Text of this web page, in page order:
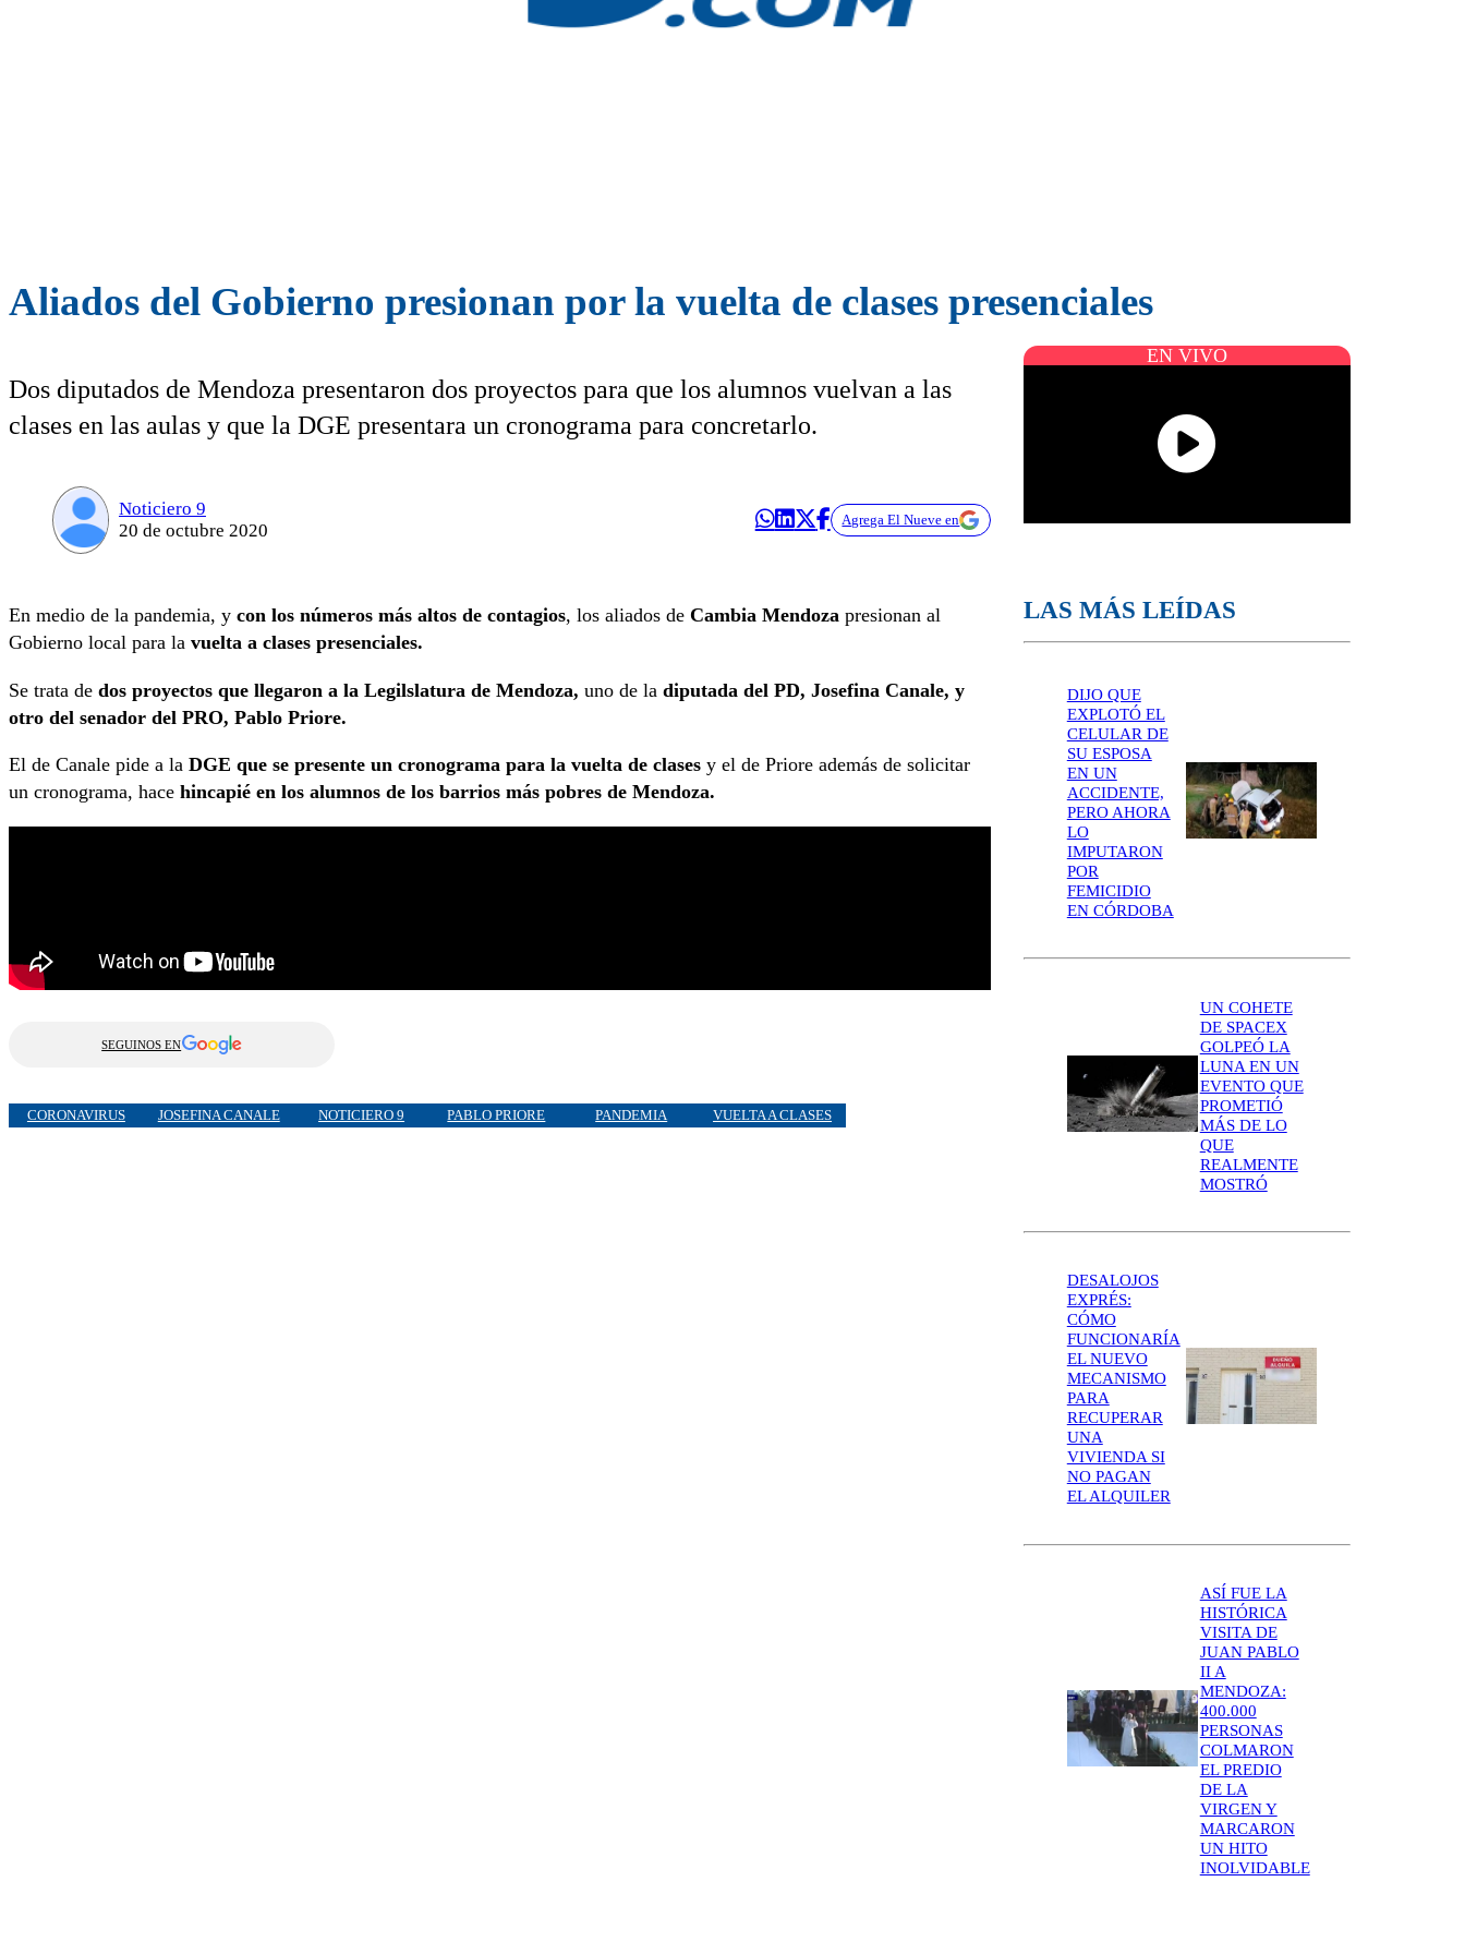
Aliados del Gobierno presionan por la vuelta de clases presenciales
Dos diputados de Mendoza presentaron dos proyectos para que los alumnos vuelvan a las
clases en las aulas y que la DGE presentara un cronograma para concretarlo.
Noticiero 9
20 de octubre 2020
Agrega El Nueve en
En medio de la pandemia, y con los números más altos de contagios, los aliados de Cambia Mendoza presionan al
Gobierno local para la vuelta a clases presenciales.
Se trata de dos proyectos que llegaron a la Legilslatura de Mendoza, uno de la diputada del PD, Josefina Canale, y
otro del senador del PRO, Pablo Priore.
El de Canale pide a la DGE que se presente un cronograma para la vuelta de clases y el de Priore además de solicitar
un cronograma, hace hincapié en los alumnos de los barrios más pobres de Mendoza.
SEGUINOS EN
CORONAVIRUS JOSEFINA CANALE NOTICIERO 9 PABLO PRIORE PANDEMIA VUELTA A CLASES
EN VIVO
LAS MÁS LEÍDAS
DIJO QUE
EXPLOTÓ EL
CELULAR DE
SU ESPOSA
EN UN
ACCIDENTE,
PERO AHORA
LO
IMPUTARON
POR
FEMICIDIO
EN CÓRDOBA
UN COHETE
DE SPACEX
GOLPEÓ LA
LUNA EN UN
EVENTO QUE
PROMETIÓ
MÁS DE LO
QUE
REALMENTE
MOSTRÓ
DESALOJOS
EXPRÉS:
CÓMO
FUNCIONARÍA
EL NUEVO
MECANISMO
PARA
RECUPERAR
UNA
VIVIENDA SI
NO PAGAN
EL ALQUILER
ASÍ FUE LA
HISTÓRICA
VISITA DE
JUAN PABLO
II A
MENDOZA:
400.000
PERSONAS
COLMARON
EL PREDIO
DE LA
VIRGEN Y
MARCARON
UN HITO
INOLVIDABLE